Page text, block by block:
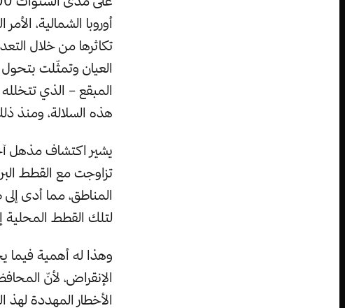
أوروبا الشمالية،
تكاثرها من خلال
العيان وتمثّلت
المبقع – الذي
هذه السلالة، ومنذ
يشير اكتشاف مذهل
تزاوجت مع القطط
المناطق، مما أدى إلى
لتلك القطط المحلية
وهذا له أهمية فيما
الإنقراض، لأنّ
الأخطار المهددة